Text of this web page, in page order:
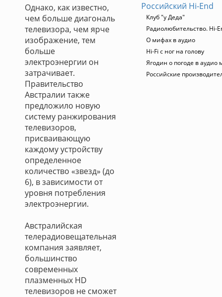
Однако, как известно,
чем больше диагональ
телевизора, чем ярче
изображение, тем
больше
электроэнергии он
затрачивает.
Правительство
Австралии также
предложило новую
систему ранжирования
телевизоров,
присваивающую
каждому устройству
определенное
количество «звезд» (до
6), в зависимости от
уровня потребления
электроэнергии.
Австралийская
телерадиовещательная
компания заявляет,
большинство
современных
плазменных HD
телевизоров не сможет
Российский Hi-End
Клуб "у Деда"
Радиолюбительство. Hi-
О мифах в аудио
Hi-Fi с ног на голову
Ягодин о погоде в аудио
Российские